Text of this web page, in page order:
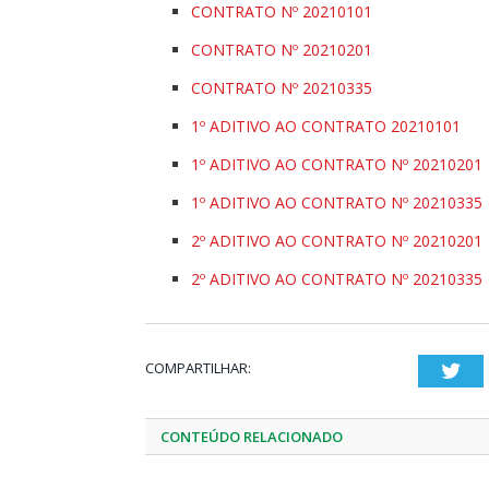
CONTRATO Nº 20210101
CONTRATO Nº 20210201
CONTRATO Nº 20210335
1º ADITIVO AO CONTRATO 20210101
1º ADITIVO AO CONTRATO Nº 20210201
1º ADITIVO AO CONTRATO Nº 20210335
2º ADITIVO AO CONTRATO Nº 20210201
2º ADITIVO AO CONTRATO Nº 20210335
COMPARTILHAR:
CONTEÚDO RELACIONADO